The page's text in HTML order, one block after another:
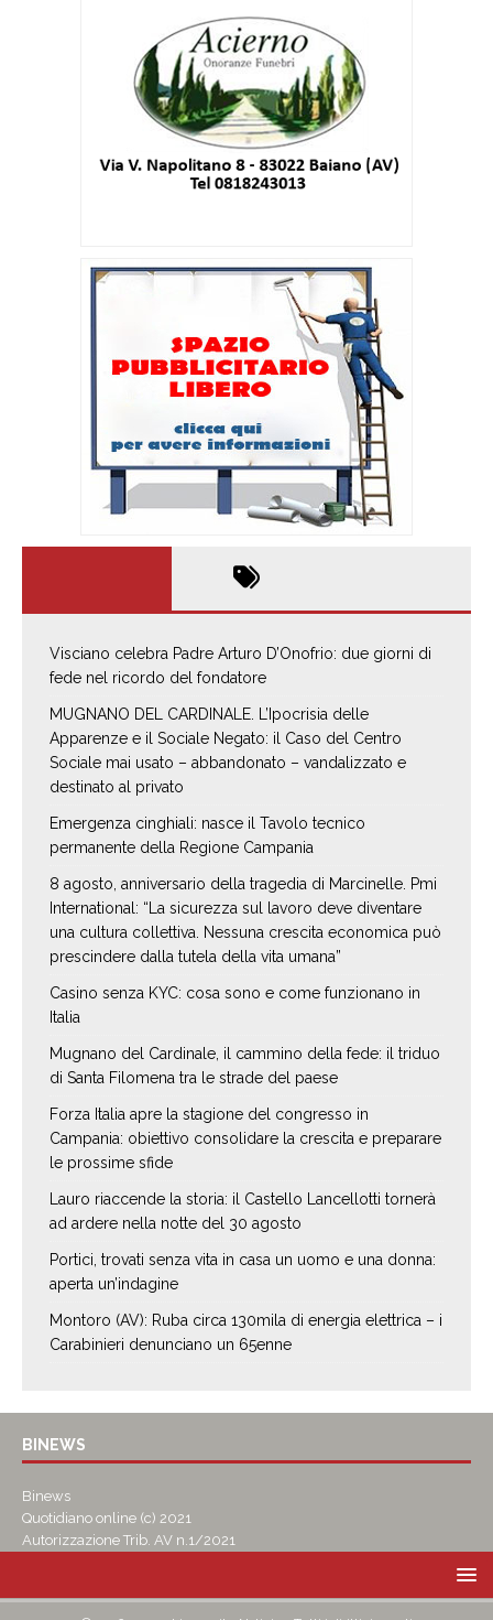
Visciano celebra Padre Arturo D’Onofrio: due giorni di
fede nel ricordo del fondatore
MUGNANO DEL CARDINALE. L’Ipocrisia delle
Apparenze e il Sociale Negato: il Caso del Centro
Sociale mai usato – abbandonato – vandalizzato e
destinato al privato
Emergenza cinghiali: nasce il Tavolo tecnico
permanente della Regione Campania
8 agosto, anniversario della tragedia di Marcinelle. Pmi
International: “La sicurezza sul lavoro deve diventare
una cultura collettiva. Nessuna crescita economica può
prescindere dalla tutela della vita umana”
Casino senza KYC: cosa sono e come funzionano in
Italia
Mugnano del Cardinale, il cammino della fede: il triduo
di Santa Filomena tra le strade del paese
Forza Italia apre la stagione del congresso in
Campania: obiettivo consolidare la crescita e preparare
le prossime sfide
Lauro riaccende la storia: il Castello Lancellotti tornerà
ad ardere nella notte del 30 agosto
Portici, trovati senza vita in casa un uomo e una donna:
aperta un’indagine
Montoro (AV): Ruba circa 130mila di energia elettrica – i
Carabinieri denunciano un 65enne
BINEWS
Binews
Quotidiano online (c) 2021
Autorizzazione Trib. AV n.1/2021